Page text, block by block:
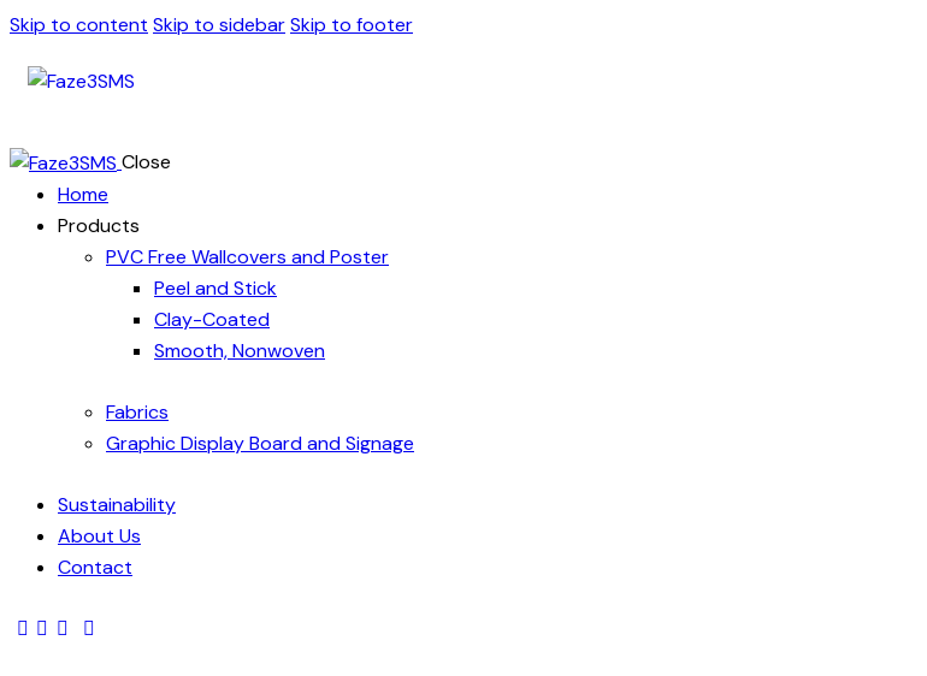
Skip to content Skip to sidebarSkip to footer
Close
Home
Products
PVC Free Wallcovers and Poster
Peel and Stick
Clay-Coated
Smooth, Nonwoven
Fabrics
Graphic Display Board and Signage
Sustainability
About Us
Contact